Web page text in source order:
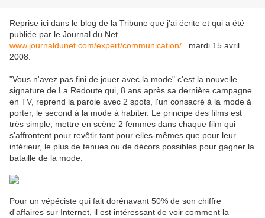
Reprise ici dans le blog de la Tribune que j'ai écrite et qui a été
publiée par le Journal du Net
www.journaldunet.com/expert/communication/ mardi 15 avril
2008.
"Vous n'avez pas fini de jouer avec la mode" c'est la nouvelle
signature de La Redoute qui, 8 ans après sa dernière campagne
en TV, reprend la parole avec 2 spots, l'un consacré à la mode à
porter, le second à la mode à habiter. Le principe des films est
très simple, mettre en scène 2 femmes dans chaque film qui
s'affrontent pour revêtir tant pour elles-mêmes que pour leur
intérieur, le plus de tenues ou de décors possibles pour gagner la
bataille de la mode.
Pour un vépéciste qui fait dorénavant 50% de son chiffre
d'affaires sur Internet, il est intéressant de voir comment la